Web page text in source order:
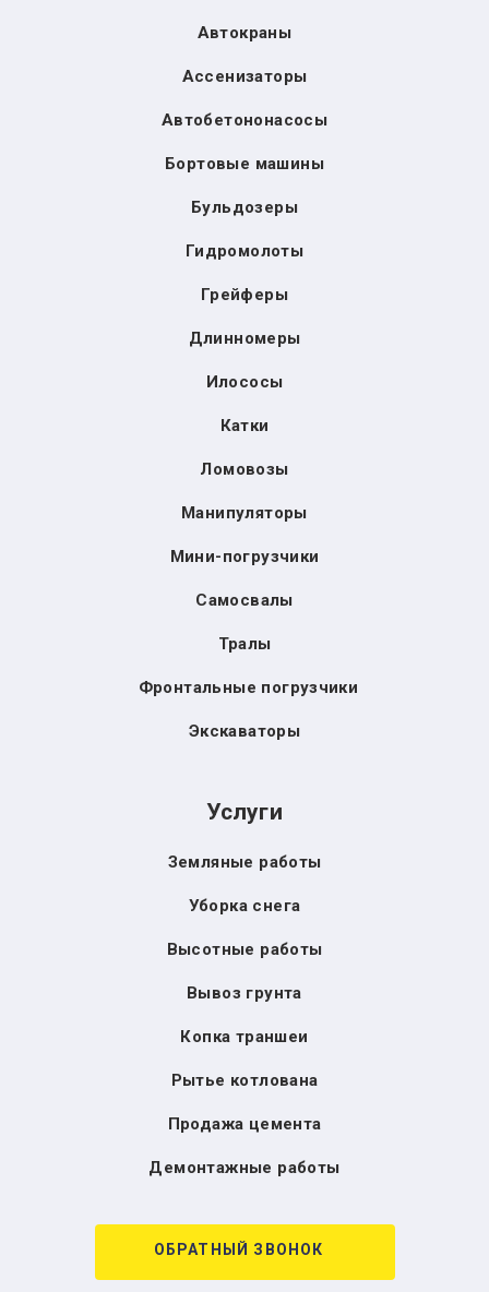
Автокраны
Ассенизаторы
Автобетононасосы
Бортовые машины
Бульдозеры
Гидромолоты
Грейферы
Длинномеры
Илососы
Катки
Ломовозы
Манипуляторы
Мини-погрузчики
Самосвалы
Тралы
Фронтальные погрузчики
Экскаваторы
Услуги
Земляные работы
Уборка снега
Высотные работы
Вывоз грунта
Копка траншеи
Рытье котлована
Продажа цемента
Демонтажные работы
ОБРАТНЫЙ ЗВОНОК